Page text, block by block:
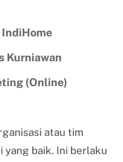
IndiHome
Kurniawan
(Online)
atau tim
yang baik. Ini berlaku